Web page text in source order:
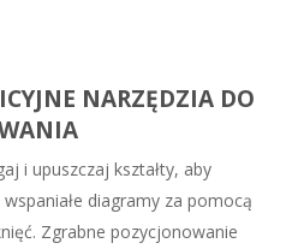
NARZĘDZIA DO
i upuszczaj kształty, aby
diagramy za pomocą
Zgrabne pozycjonowanie